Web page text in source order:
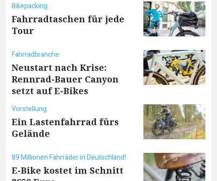
Bikepacking
Fahrradtaschen für jede
Tour
Fahrradbranche
Neustart nach Krise:
Rennrad-Bauer Canyon
setzt auf E-Bikes
Vorstellung
Ein Lastenfahrrad fürs
Gelände
89 Millionen Fahrräder in Deutschland!
E-Bike kostet im Schnitt